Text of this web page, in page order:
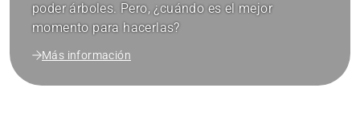
poder árboles. Pero, ¿cuándo es el mejor
momento para hacerlas?
Más información